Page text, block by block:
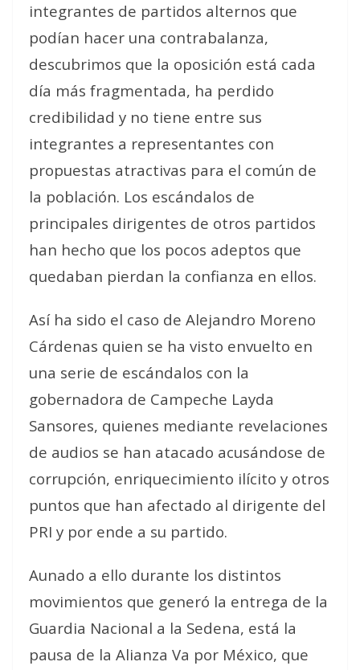
integrantes de partidos alternos que
podían hacer una contrabalanza,
descubrimos que la oposición está cada
día más fragmentada, ha perdido
credibilidad y no tiene entre sus
integrantes a representantes con
propuestas atractivas para el común de
la población. Los escándalos de
principales dirigentes de otros partidos
han hecho que los pocos adeptos que
quedaban pierdan la confianza en ellos.
Así ha sido el caso de Alejandro Moreno
Cárdenas quien se ha visto envuelto en
una serie de escándalos con la
gobernadora de Campeche Layda
Sansores, quienes mediante revelaciones
de audios se han atacado acusándose de
corrupción, enriquecimiento ilícito y otros
puntos que han afectado al dirigente del
PRI y por ende a su partido.
Aunado a ello durante los distintos
movimientos que generó la entrega de la
Guardia Nacional a la Sedena, está la
pausa de la Alianza Va por México, que